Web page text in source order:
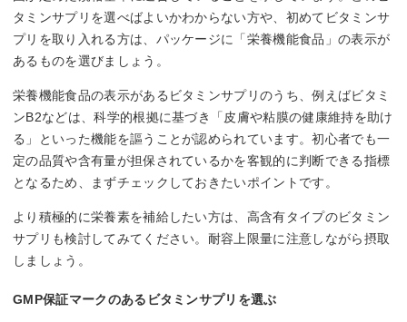
タミンサプリを選べばよいかわからない方や、初めてビタミンサ
プリを取り入れる方は、パッケージに「栄養機能食品」の表示が
あるものを選びましょう。
栄養機能食品の表示があるビタミンサプリのうち、例えばビタミ
ンB2などは、科学的根拠に基づき「皮膚や粘膜の健康維持を助け
る」といった機能を謳うことが認められています。初心者でも一
定の品質や含有量が担保されているかを客観的に判断できる指標
となるため、まずチェックしておきたいポイントです。
より積極的に栄養素を補給したい方は、高含有タイプのビタミン
サプリも検討してみてください。耐容上限量に注意しながら摂取
しましょう。
GMP保証マークのあるビタミンサプリを選ぶ